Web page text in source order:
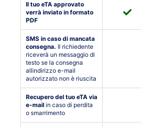
Il tuo eTA approvato
verrà inviato in formato
PDF
SMS in caso di mancata
consegna. Il richiedente
riceverà un messaggio di
testo se la consegna
allindirizzo e-mail
autorizzato non è riuscita
Recupero del tuo eTA via
e-mailin caso di perdita
o smarrimento